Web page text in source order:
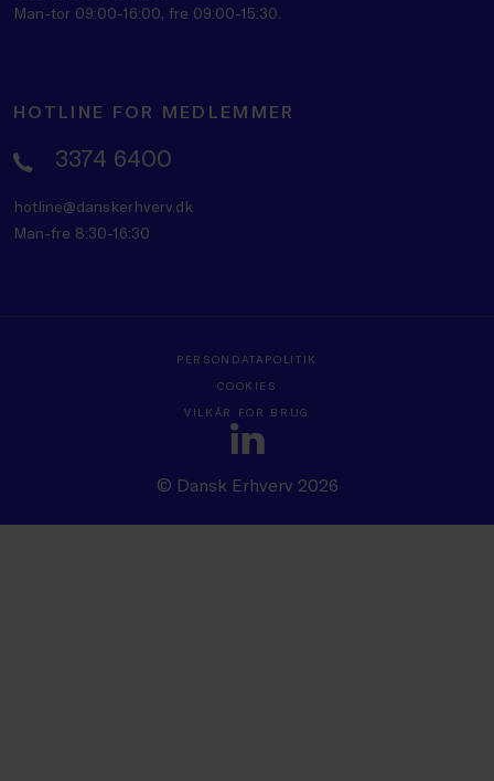
Man-tor 09:00-16:00, fre 09:00-15:30.
HOTLINE FOR MEDLEMMER
3374 6400
hotline@danskerhverv.dk
Man-fre 8:30-16:30
© Dansk Erhverv 2026
PERSONDATAPOLITIK
COOKIES
VILKÅR FOR BRUG